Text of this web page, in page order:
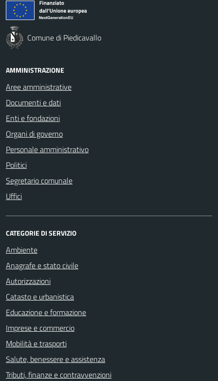
Comune di Piedicavallo
AMMINISTRAZIONE
Aree amministrative
Documenti e dati
Enti e fondazioni
Organi di governo
Personale amministrativo
Politici
Segretario comunale
Uffici
CATEGORIE DI SERVIZIO
Ambiente
Anagrafe e stato civile
Autorizzazioni
Catasto e urbanistica
Educazione e formazione
Imprese e commercio
Mobilità e trasporti
Salute, benessere e assistenza
Tributi, finanze e contravvenzioni